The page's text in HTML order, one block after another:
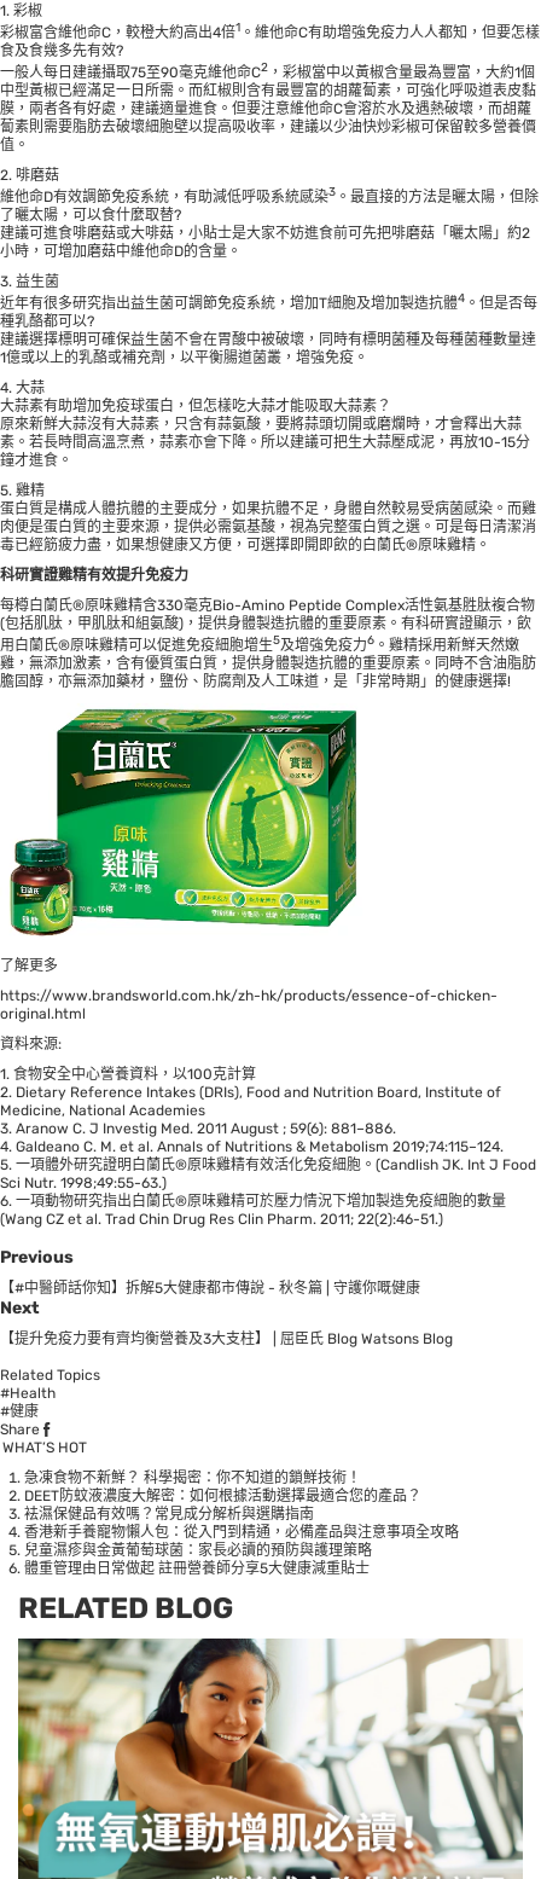
1. 彩椒
彩椒富含維他命C，較橙大約高出4倍1 。維他命C有助增強免疫力人人都知，但要怎樣
食及食幾多先有效?
一般人每日建議攝取75至90毫克維他命C2 ，彩椒當中以黃椒含量最為豐富，大約1個
中型黃椒已經滿足一日所需。而紅椒則含有最豐富的胡蘿蔔素，可強化呼吸道表皮黏
膜，兩者各有好處，建議適量進食。但要注意維他命C會溶於水及遇熱破壞，而胡蘿
蔔素則需要脂肪去破壞細胞壁以提高吸收率，建議以少油快炒彩椒可保留較多營養價
值。
2. 啡磨菇
維他命D有效調節免疫系統，有助減低呼吸系統感染3 。最直接的方法是曬太陽，但除
了曬太陽，可以食什麼取替?
建議可進食啡磨菇或大啡菇，小貼士是大家不妨進食前可先把啡磨菇「曬太陽」約2
小時，可增加磨菇中維他命D的含量。
3. 益生菌
近年有很多研究指出益生菌可調節免疫系統，增加T細胞及增加製造抗體4 。但是否每
種乳酪都可以?
建議選擇標明可確保益生菌不會在胃酸中被破壞，同時有標明菌種及每種菌種數量達
1億或以上的乳酪或補充劑，以平衡腸道菌叢，增強免疫。
4. 大蒜
大蒜素有助增加免疫球蛋白，但怎樣吃大蒜才能吸取大蒜素？
原來新鮮大蒜沒有大蒜素，只含有蒜氨酸，要將蒜頭切開或磨爛時，才會釋出大蒜
素。若長時間高溫烹煮，蒜素亦會下降。所以建議可把生大蒜壓成泥，再放10-15分
鐘才進食。
5. 雞精
蛋白質是構成人體抗體的主要成分，如果抗體不足，身體自然較易受病菌感染。而雞
肉便是蛋白質的主要來源，提供必需氨基酸，視為完整蛋白質之選。可是每日清潔消
毒已經筋疲力盡，如果想健康又方便，可選擇即開即飲的白蘭氏®原味雞精。
科研實證雞精有效提升免疫力
每樽白蘭氏®原味雞精含330毫克Bio-Amino Peptide Complex活性氨基胜肽複合物
(包括肌肽，甲肌肽和組氨酸)，提供身體製造抗體的重要原素。有科研實證顯示，飲
用 白蘭氏®原味雞精可以促進免疫細胞增生5及增強免疫力6 。雞精採用新鮮天然嫩
雞，無添加激素，含有優質蛋白質，提供身體製造抗體的重要原素。同時不含油脂肪
膽固醇，亦無添加藥材，鹽份、防腐劑及人工味道，是「非常時期」的健康選擇!
了解更多
https://www.brandsworld.com.hk/zh-hk/products/essence-of-chicken-
original.html
資料來源:
1. 食物安全中心謍養資料，以100克計算
2. Dietary Reference Intakes (DRIs), Food and Nutrition Board, Institute of
Medicine, National Academies
3. Aranow C. J Investig Med. 2011 August ; 59(6): 881–886.
4. Galdeano C. M. et al. Annals of Nutritions & Metabolism 2019;74:115–124.
5. 一項體外研究證明白蘭氏®原味雞精有效活化免疫細胞。(Candlish JK. Int J Food
Sci Nutr. 1998;49:55-63.)
6. 一項動物研究指出白蘭氏®原味雞精可於壓力情況下增加製造免疫細胞的數量
(Wang CZ et al. Trad Chin Drug Res Clin Pharm. 2011; 22(2):46-51.)
Previous
【#中醫師話你知】拆解5大健康都市傳說 - 秋冬篇 | 守護你嘅健康
Next
【提升免疫力要有齊均衡營養及3大支柱】 | 屈臣氏 Blog Watsons Blog
Related Topics
#Health
#健康
Share
WHAT’S HOT
急凍食物不新鮮？ 科學揭密：你不知道的鎖鮮技術！
DEET防蚊液濃度大解密：如何根據活動選擇最適合您的產品？
袪濕保健品有效嗎？常見成分解析與選購指南
香港新手養寵物懶人包：從入門到精通，必備產品與注意事項全攻略
兒童濕疹與金黃葡萄球菌：家長必讀的預防與護理策略
體重管理由日常做起 註冊營養師分享5大健康減重貼士
RELATED BLOG